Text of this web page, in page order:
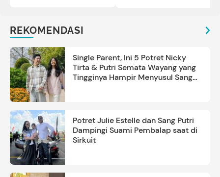
REKOMENDASI
Single Parent, Ini 5 Potret Nicky
Tirta & Putri Semata Wayang yang
Tingginya Hampir Menyusul Sang
Potret Julie Estelle dan Sang Putri
Dampingi Suami Pembalap saat di
Sirkuit